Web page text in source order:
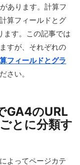
あります。計算フ
算フィールドとグ
ます。この記事では
すが、それぞれの
フィールドとグラ
さい。
GA4のURL
とに分類す
よってページカテ